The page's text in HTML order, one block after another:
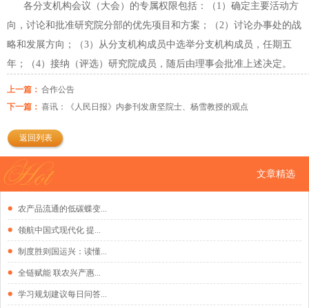
各分支机构会议（大会）的专属权限包括：（1）确定主要活动方
向，讨论和批准研究院分部的优先项目和方案；（2）讨论办事处的战
略和发展方向；（3）从分支机构成员中选举分支机构成员，任期五
年；（4）接纳（评选）研究院成员， 随后由理事会批准上述决定。
上一篇： 合作公告
下一篇： 喜讯：《人民日报》内参刊发唐坚院士、杨雪教授的观点
返回列表
文章精选
农产品流通的低碳蝶变...
领航中国式现代化 提...
制度胜则国运兴：读懂...
全链赋能 联农兴产惠...
学习规划建议每日问答...